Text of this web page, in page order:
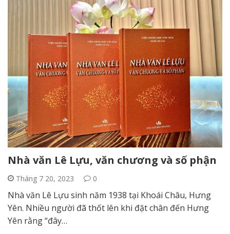
Nhà văn Lê Lựu, văn chương và số phận
Tháng 7 20, 2023 0
Nhà văn Lê Lựu sinh năm 1938 tại Khoái Châu, Hưng
Yên. Nhiều người đã thốt lên khi đặt chân đến Hưng
Yên rằng “đây…